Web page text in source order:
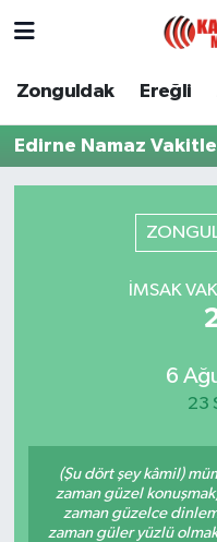
Zonguldak Ereğli
Edirne Namaz
İMSAK
6
23
(Şu dört şey kâmil)
zaman güzel
zaman güzelce
zaman güler yüzlü
Zonguldak
Ereğli
Devrek
Özel
Zonguldak
Zonguldak Hava
Zonguldak Trafik
Puan Durumu ve
Haber Arşivi